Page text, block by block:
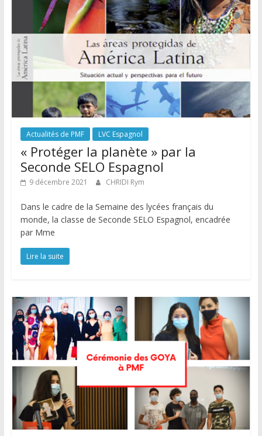
Actualités de PMF LVC Espagnol
« Protéger la planète » par la
Seconde SELO Espagnol
9 décembre 2021 CHRIDI Rym
Dans le cadre de la Semaine des lycées français du
monde, la classe de Seconde SELO Espagnol, encadrée
par Mme
Lire la suite